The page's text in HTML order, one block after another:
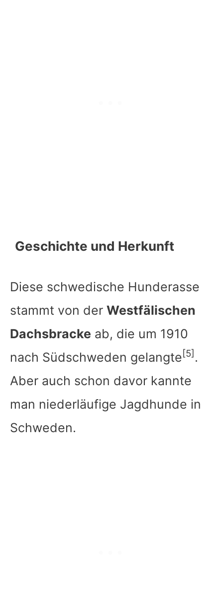
Geschichte und Herkunft
Diese schwedische Hunderasse
stammt von der Westfälischen
Dachsbracke ab, die um 1910
nach Südschweden gelangte[5] .
Aber auch schon davor kannte
man niederläufige Jagdhunde in
Schweden.